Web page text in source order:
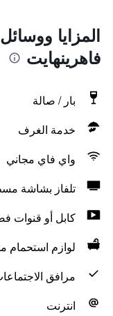
المزايا
فاهرينهايت
بار / صالة
خدمة الغرف
واي فاي مجاني
تلفاز بشاشة
كابل أو قنوات
لوازم استحمام
مرافق
انترنت